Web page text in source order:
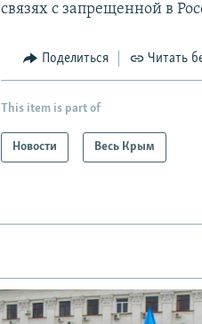
связях с запрещенной в
Поделиться Читать
This item is part of
Новости Весь Крым